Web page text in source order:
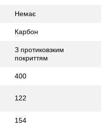
Немає
Карбон
З протиковзким
покриттям
400
122
154